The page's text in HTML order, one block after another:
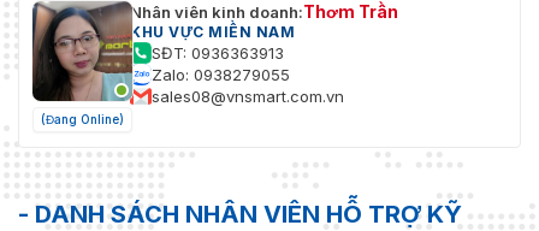
(Đang Online)
Nhân viên kinh doanh:Thơm Trần
KHU VỰC MIỀN NAM
SĐT: 0936363913
Zalo: 0938279055
sales08@vnsmart.com.vn
- DANH SÁCH NHÂN VIÊN HỖ TRỢ KỸ